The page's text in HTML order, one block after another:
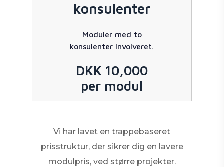
konsulenter
Moduler med to
konsulenter involveret.
DKK 10,000
per modul
Vi har lavet en trappebaseret
prisstruktur, der sikrer dig en lavere
modulpris, ved større projekter.